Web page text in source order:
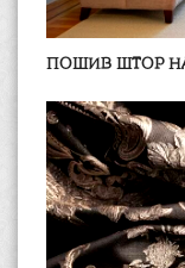
ПОШИВ ШТОР НА